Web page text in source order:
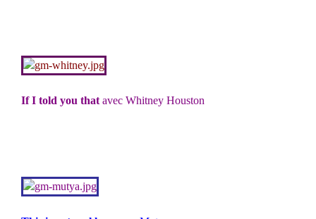
If I told you that avec Whitney Houston